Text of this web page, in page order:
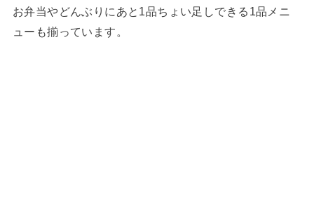
お弁当やどんぶりにあと1品ちょい足しできる1品メニ
ューも揃っています。